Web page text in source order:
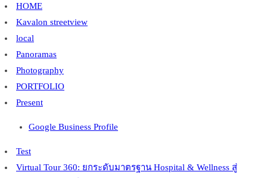
HOME
Kavalon streetview
local
Panoramas
Photography
PORTFOLIO
Present
Google Business Profile
Test
Virtual Tour 360: ยกระดับมาตรฐาน Hospital & Wellness สู่